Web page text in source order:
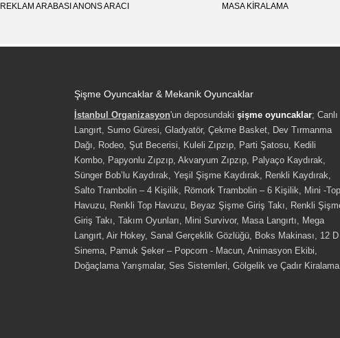
REKLAM ARABASI ANONS ARACI MASA KIRALAMA
Şişme Oyuncaklar & Mekanik Oyuncaklar
İstanbul Organizasyon'un deposundaki şişme oyuncaklar; Canlı
Langırt, Sumo Güresi, Gladyatör, Çekme Basket, Dev Tırmanma
Dağı, Rodeo, Şut Becerisi, Kuleli Zıpzıp, Parti Şatosu, Kedili
Kombo, Papyonlu Zıpzıp, Akvaryum Zıpzıp, Palyaço Kaydırak,
Sünger Bob’lu Kaydırak, Yeşil Şişme Kaydırak, Renkli Kaydırak,
Salto Trambolin – 4 Kişilik, Römork Trambolin – 6 Kişilik, Mini -Top
Havuzu, Renkli Top Havuzu, Beyaz Şişme Giriş Takı, Renkli
Giriş Takı, Takım Oyunları, Mini Survivor, Masa Langırtı, Mega
Langırt, Air Hokey, Sanal Gerçeklik Gözlüğü, Boks Makinası, 12 D
Sinema, Pamuk Şeker – Popcorn - Macun, Animasyon Ekibi,
Doğaçlama Yarışmalar, Ses Sistemleri, Gölgelik ve Çadır Kiralama